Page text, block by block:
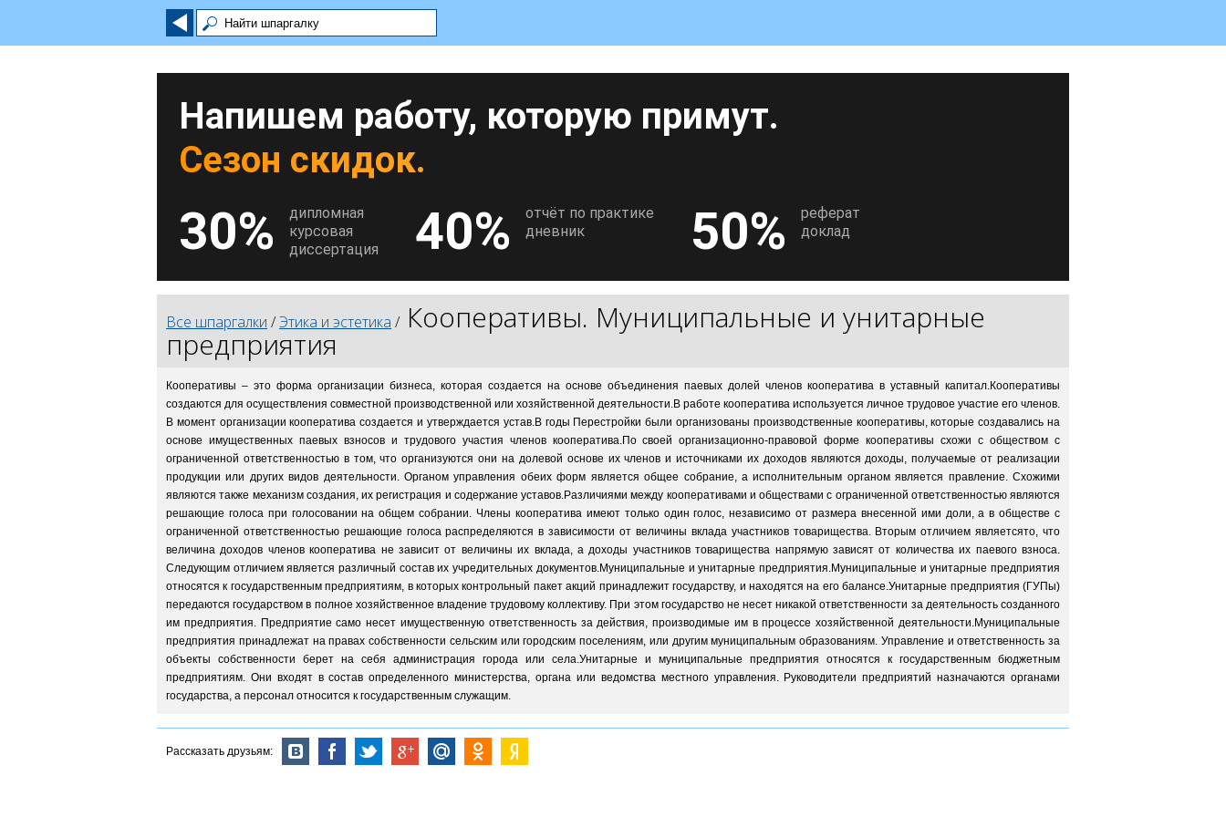
Напишем работу, которую примут.
Сезон скидок.
30%
дипломная
курсовая
диссертация
40%
отчёт по практике
дневник
50%
реферат
доклад
Все шпаргалки /Этика и эстетика / Кооперативы. Муниципальные и унитарные
предприятия
Кооперативы – это форма организации бизнеса, которая создается на основе объединения паевых долей членов кооператива в уставный капитал.Кооперативы
создаются для осуществления совместной производственной или хозяйственной деятельности.В работе кооператива используется личное трудовое участие его членов.
В момент организации кооператива создается и утверждается устав.В годы Перестройки были организованы производственные кооперативы, которые создавались на
основе имущественных паевых взносов и трудового участия членов кооператива.По своей организационно-правовой форме кооперативы схожи с обществом с
ограниченной ответственностью в том, что организуются они на долевой основе их членов и источниками их доходов являются доходы, получаемые от реализации
продукции или других видов деятельности. Органом управления обеих форм является общее собрание, а исполнительным органом является правление. Схожими
являются также механизм создания, их регистрация и содержание уставов.Различиями между кооперативами и обществами с ограниченной ответственностью являются
решающие голоса при голосовании на общем собрании. Члены кооператива имеют только один голос, независимо от размера внесенной ими доли, а в обществе с
ограниченной ответственностью решающие голоса распределяются в зависимости от величины вклада участников товарищества. Вторым отличием являетсято, что
величина доходов членов кооператива не зависит от величины их вклада, а доходы участников товарищества напрямую зависят от количества их паевого взноса.
Следующим отличием является различный состав их учредительных документов.Муниципальные и унитарные предприятия.Муниципальные и унитарные предприятия
относятся к государственным предприятиям, в которых контрольный пакет акций принадлежит государству, и находятся на его балансе.Унитарные предприятия (ГУПы)
передаются государством в полное хозяйственное владение трудовому коллективу. При этом государство не несет никакой ответственности за деятельность созданного
им предприятия. Предприятие само несет имущественную ответственность за действия, производимые им в процессе хозяйственной деятельности.Муниципальные
предприятия принадлежат на правах собственности сельским или городским поселениям, или другим муниципальным образованиям. Управление и ответственность за
объекты собственности берет на себя администрация города или села.Унитарные и муниципальные предприятия относятся к государственным бюджетным
предприятиям. Они входят в состав определенного министерства, органа или ведомства местного управления. Руководители предприятий назначаются органами
государства, а персонал относится к государственным служащим.
Рассказать друзьям: